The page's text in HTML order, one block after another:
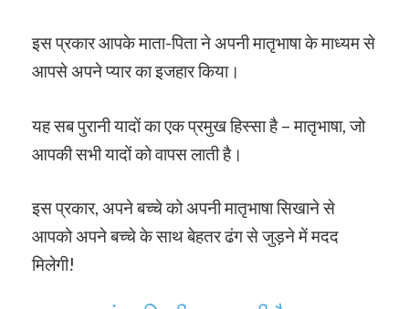
इस प्रकार आपके माता-पिता ने अपनी मातृभाषा के माध्यम से
आपसे अपने प्यार का इजहार किया।
यह सब पुरानी यादों का एक प्रमुख हिस्सा है – मातृभाषा, जो
आपकी सभी यादों को वापस लाती है।
इस प्रकार, अपने बच्चे को अपनी मातृभाषा सिखाने से
आपको अपने बच्चे के साथ बेहतर ढंग से जुड़ने में मदद
मिलेगी!